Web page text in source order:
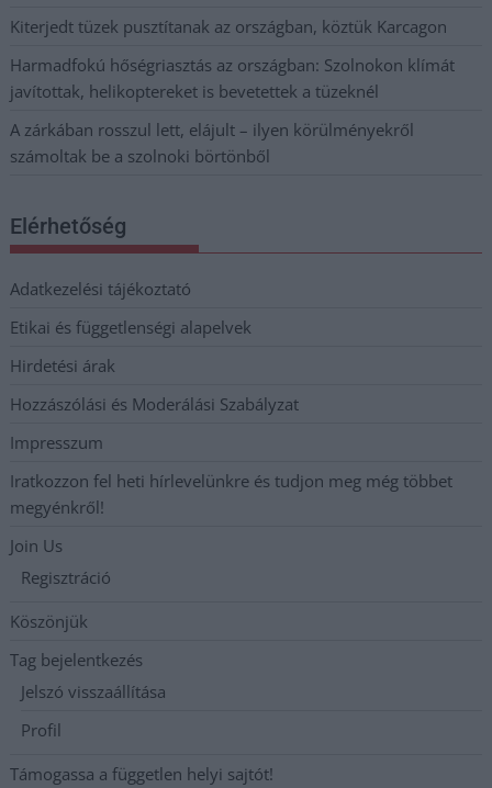
Kiterjedt tüzek pusztítanak az országban, köztük Karcagon
Harmadfokú hőségriasztás az országban: Szolnokon klímát
javítottak, helikoptereket is bevetettek a tüzeknél
A zárkában rosszul lett, elájult – ilyen körülményekről
számoltak be a szolnoki börtönből
Elérhetőség
Adatkezelési tájékoztató
Etikai és függetlenségi alapelvek
Hirdetési árak
Hozzászólási és Moderálási Szabályzat
Impresszum
Iratkozzon fel heti hírlevelünkre és tudjon meg még többet
megyénkről!
Join Us
Regisztráció
Köszönjük
Tag bejelentkezés
Jelszó visszaállítása
Profil
Támogassa a független helyi sajtót!